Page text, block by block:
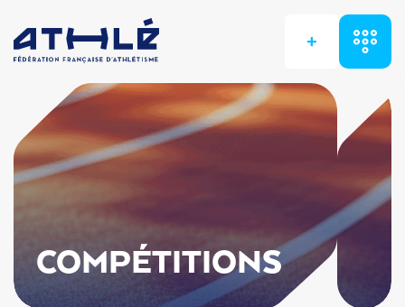
+
COMPÉTITIONS